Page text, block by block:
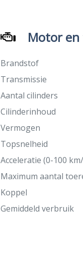
Motor
Brandstof
Transmissie
Aantal cilinders
Cilinderinhoud
Vermogen
Topsnelheid
Acceleratie (0-100
Maximum aantal
Koppel
Gemiddeld verbruik